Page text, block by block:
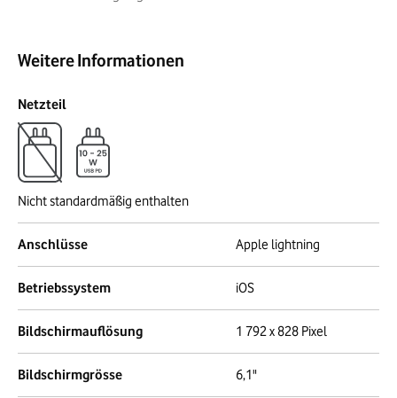
Weitere Informationen
Netzteil
Nicht standardmäßig enthalten
Anschlüsse Apple lightning
Betriebssystem iOS
Bildschirmauflösung 1 792 x 828 Pixel
Bildschirmgrösse 6,1"